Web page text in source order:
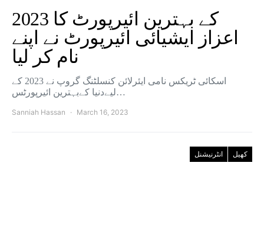
2023 کے بہترین ائیرپورٹ کا
اعزاز ایشیائی ائیرپورٹ نے اپنے
نام کر لیا
اسکائی ٹریکس نامی ایئرلائن کنسلٹنگ گروپ نے 2023 کے
لیےدنیا کےبہترین ائیرپورٹس…
Sanniah Hassan March 16, 2023
انٹرنیشنل کھیل